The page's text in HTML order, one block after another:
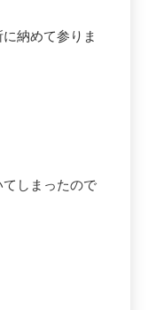
納めて参りま
しまったので